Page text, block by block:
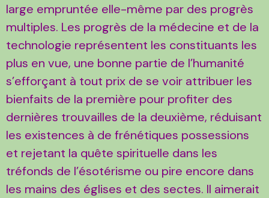
large empruntée elle-même par des progrès
multiples. Les progrès de la médecine et de la
technologie représentent les constituants les
plus en vue, une bonne partie de l’humanité
s’efforçant à tout prix de se voir attribuer les
bienfaits de la première pour profiter des
dernières trouvailles de la deuxième, réduisant
les existences à de frénétiques possessions
et rejetant la quête spirituelle dans les
tréfonds de l’ésotérisme ou pire encore dans
les mains des églises et des sectes. Il aimerait